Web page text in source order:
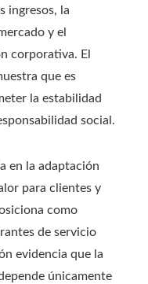
ingresos, la
y el
corporativa. El
que es
la estabilidad
social.
en la adaptación
para clientes y
como
de servicio
evidencia que la
únicamente